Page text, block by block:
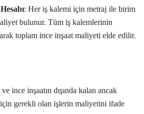
: Her iş kalemi için metraj ile birim
bulunur. Tüm iş kalemlerinin
toplam ince inşaat maliyeti elde edilir.
ince inşaatın dışında kalan ancak
gerekli olan işlerin maliyetini ifade